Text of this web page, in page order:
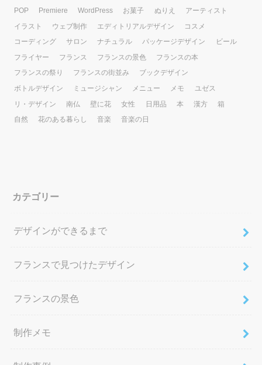
POP
Premiere WordPress お菓子 ぬりえ
アーティスト
イラスト
ウェブ制作 エディトリアルデザイン
コスメ
コーディング
サロン ナチュラル パッケージデザイン
ビール
フライヤー
フランス フランスの景色
フランスの本
フランスの祭り
フランスの街並み
ブックデザイン
ボトルデザイン
ミュージシャン メニュー メモ
ユゼス
リ・デザイン
南仏 壁に花 女性 日用品 本 漢方
箱
自然
花のある暮らし 音楽 音楽の日
カテゴリー
デザインができるまで
フランスで見つけたデザイン
フランスの景色
制作メモ